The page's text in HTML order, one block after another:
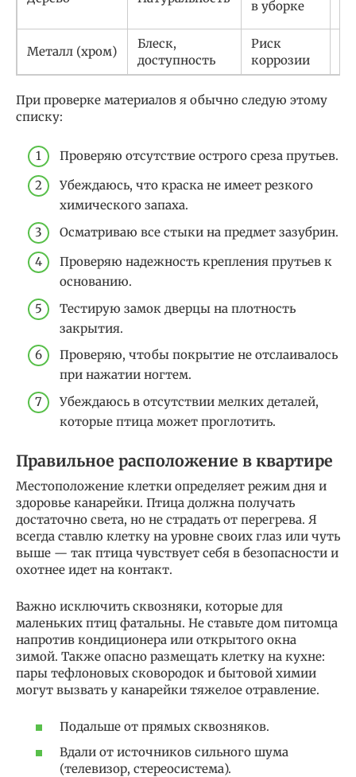
в уборке
Металл (хром)
Блеск,
доступность
Риск
коррозии
При проверке материалов я обычно следую этому
списку:
Проверяю отсутствие острого среза прутьев.
Убеждаюсь, что краска не имеет резкого
химического запаха.
Осматриваю все стыки на предмет зазубрин.
Проверяю надежность крепления прутьев к
основанию.
Тестирую замок дверцы на плотность
закрытия.
Проверяю, чтобы покрытие не отслаивалось
при нажатии ногтем.
Убеждаюсь в отсутствии мелких деталей,
которые птица может проглотить.
Правильное расположение в квартире
Местоположение клетки определяет режим дня и
здоровье канарейки. Птица должна получать
достаточно света, но не страдать от перегрева. Я
всегда ставлю клетку на уровне своих глаз или чуть
выше — так птица чувствует себя в безопасности и
охотнее идет на контакт.
Важно исключить сквозняки, которые для
маленьких птиц фатальны. Не ставьте дом питомца
напротив кондиционера или открытого окна
зимой. Также опасно размещать клетку на кухне:
пары тефлоновых сковородок и бытовой химии
могут вызвать у канарейки тяжелое отравление.
Подальше от прямых сквозняков.
Вдали от источников сильного шума
(телевизор, стереосистема).